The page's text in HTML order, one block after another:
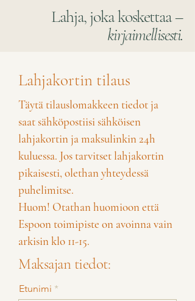
Lahja, joka koskettaa –
kirjaimellisesti.
Lahjakortin tilaus
Täytä tilauslomakkeen tiedot ja
saat sähköpostiisi sähköisen
lahjakortin ja maksulinkin 24h
kuluessa. Jos tarvitset lahjakortin
pikaisesti, olethan yhteydessä
puhelimitse.
Huom! Otathan huomioon että
Espoon toimipiste on avoinna vain
arkisin klo 11-15.
Maksajan tiedot:
Etunimi